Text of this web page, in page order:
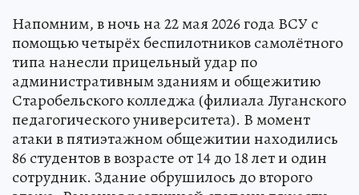
Напомним, в ночь на 22 мая 2026 года ВСУ с
помощью четырёх беспилотников самолётного
типа нанесли прицельный удар по
административным зданиям и общежитию
Старобельского колледжа (филиала Луганского
педагогического университета). В момент
атаки в пятиэтажном общежитии находились
86 студентов в возрасте от 14 до 18 лет и один
сотрудник. Здание обрушилось до второго